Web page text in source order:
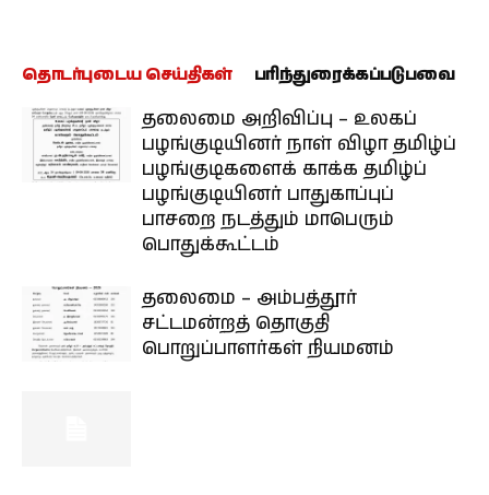
தொடர்புடைய செய்திகள் பரிந்துரைக்கப்படுபவை
தலைமை அறிவிப்பு – உலகப்
பழங்குடியினர் நாள் விழா தமிழ்ப்
பழங்குடிகளைக் காக்க தமிழ்ப்
பழங்குடியினர் பாதுகாப்புப்
பாசறை நடத்தும் மாபெரும்
பொதுக்கூட்டம்
தலைமை – அம்பத்தூர்
சட்டமன்றத் தொகுதி
பொறுப்பாளர்கள் நியமனம்